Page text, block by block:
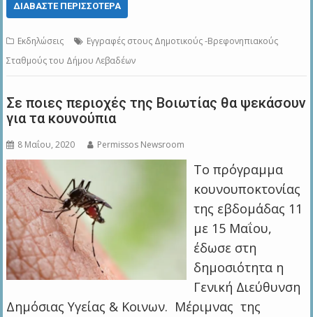
ΔΙΑΒΆΣΤΕ ΠΕΡΙΣΣΌΤΕΡΑ
Εκδηλώσεις
Eγγραφές στους Δημοτικούς -Βρεφονηπιακούς
Σταθμούς του Δήμου Λεβαδέων
Σε ποιες περιοχές της Βοιωτίας θα ψεκάσουν
για τα κουνούπια
8 Μαΐου, 2020 Permissos Newsroom
Το πρόγραμμα
κουνουποκτονίας
της εβδομάδας 11
με 15 Μαΐου,
έδωσε στη
δημοσιότητα η
Γενική Διεύθυνση
Δημόσιας Υγείας & Κοινων. Μέριμνας της